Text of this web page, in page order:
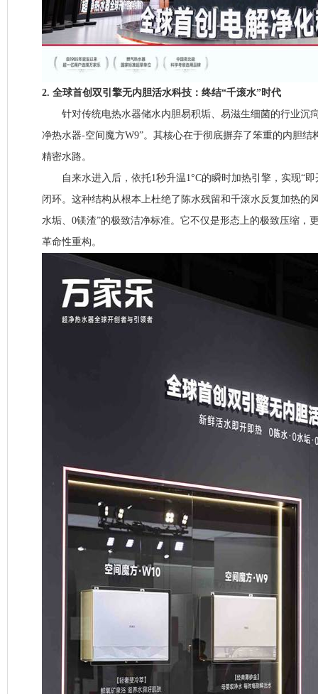
2. 全球首创双引擎无内胆活水科技：终结“千滚水”时代
针对传统电热水器储水内胆易积垢、易滋生细菌的行业沉
净热水器-空间魔方W9”。其核心在于彻底摒弃了笨重的内胆结
精密水路。
自来水进入后，依托1秒升温1°C的瞬时加热引擎，实现“即
闭环。这种结构从根本上杜绝了陈水残留和千滚水反复加热的
水垢、0镁渣”的极致洁净标准。它不仅是形态上的极致压缩，
革命性重构。